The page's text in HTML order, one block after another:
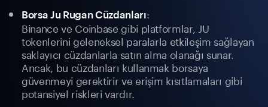
Borsa Ju Rugan Cüzdanları:
Binance ve Coinbase gibi platformlar, JU
tokenlerini geleneksel paralarla etkileşim sağlayan
saklayıcı cüzdanlarla satın alma olanağı sunar.
Ancak, bu cüzdanları kullanmak borsaya
güvenmeyi gerektirir ve erişim kısıtlamaları gibi
potansiyel riskleri vardır.